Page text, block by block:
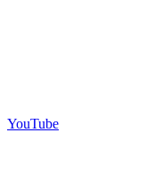
YouTube